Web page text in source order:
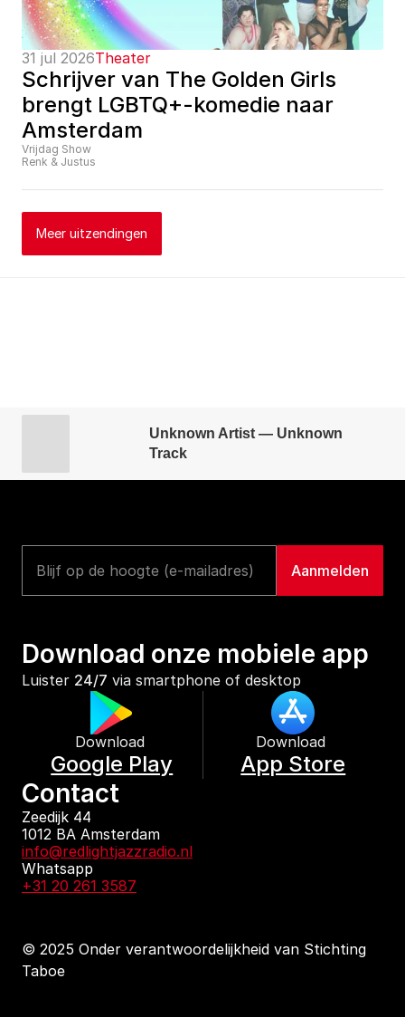
31 jul 2026Theater
Schrijver van The Golden Girls
brengt LGBTQ+-komedie naar
Amsterdam
Vrijdag Show
Renk & Justus
Meer uitzendingen
Unknown Artist — Unknown
Track
Download onze mobiele app
Luister 24/7 via smartphone of desktop
Download
Google Play
Download
App Store
Contact
Zeedijk 44
1012 BA Amsterdam
info@redlightjazzradio.nl
Whatsapp
+31 20 261 3587
© 2025 Onder verantwoordelijkheid van Stichting
Taboe